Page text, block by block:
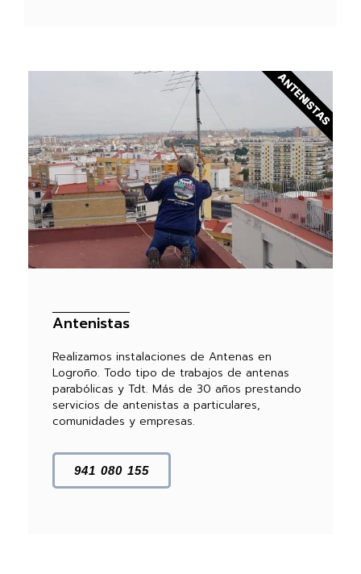
Antenistas
Realizamos instalaciones de Antenas en
Logroño. Todo tipo de trabajos de antenas
parabólicas y Tdt. Más de 30 años prestando
servicios de antenistas a particulares,
comunidades y empresas.
941 080 155
ANTENISTAS